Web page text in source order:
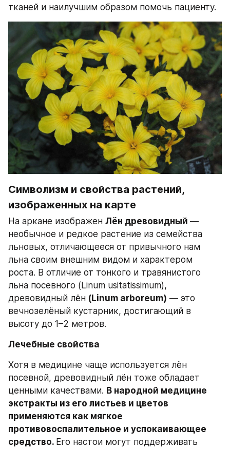
тканей и наилучшим образом помочь пациенту.
Символизм и свойства растений,
изображенных на карте
На аркане изображен Лён древовидный —
необычное и редкое растение из семейства
льновых, отличающееся от привычного нам
льна своим внешним видом и характером
роста. В отличие от тонкого и травянистого
льна посевного (Linum usitatissimum),
древовидный лён (Linum arboreum) — это
вечнозелёный кустарник, достигающий в
высоту до 1–2 метров.
Лечебные свойства
Хотя в медицине чаще используется лён
посевной, древовидный лён тоже обладает
ценными качествами. В народной медицине
экстракты из его листьев и цветов
применяются как мягкое
противовоспалительное и успокаивающее
средство. Его настои могут поддерживать